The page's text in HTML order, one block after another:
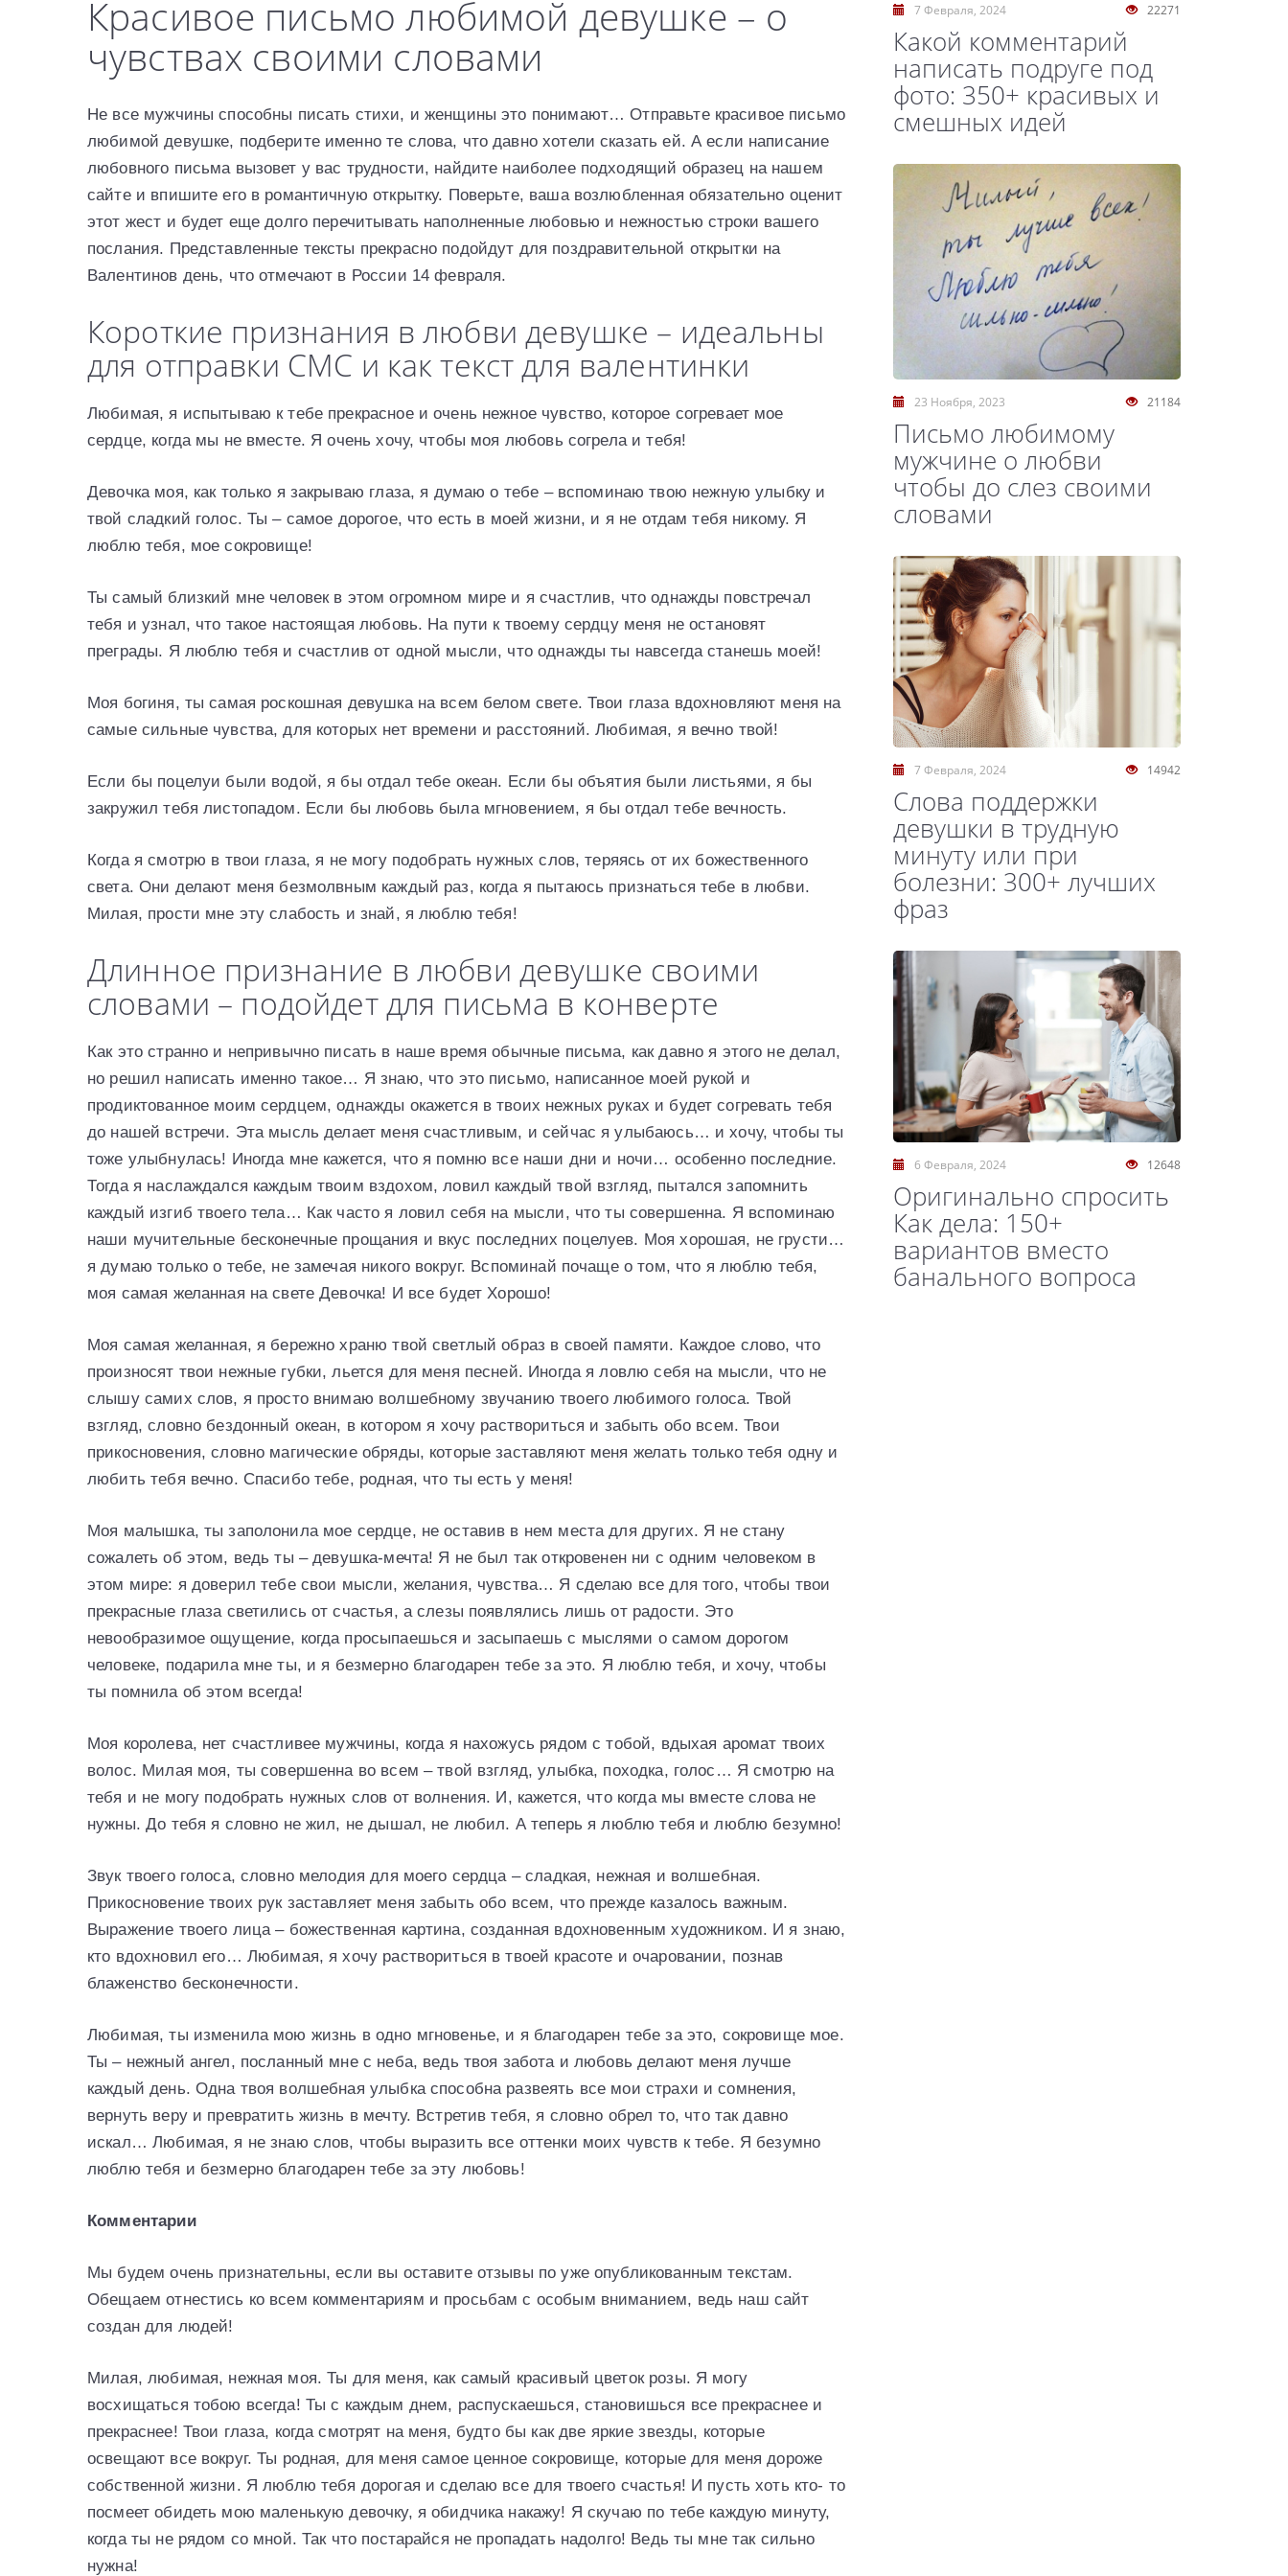
Красивое письмо любимой девушке – о
чувствах своими словами
Не все мужчины способны писать стихи, и женщины это понимают… Отправьте красивое письмо
любимой девушке, подберите именно те слова, что давно хотели сказать ей. А если написание
любовного письма вызовет у вас трудности, найдите наиболее подходящий образец на нашем
сайте и впишите его в романтичную открытку. Поверьте, ваша возлюбленная обязательно оценит
этот жест и будет еще долго перечитывать наполненные любовью и нежностью строки вашего
послания. Представленные тексты прекрасно подойдут для поздравительной открытки на
Валентинов день, что отмечают в России 14 февраля.
Короткие признания в любви девушке – идеальны
для отправки СМС и как текст для валентинки
Любимая, я испытываю к тебе прекрасное и очень нежное чувство, которое согревает мое
сердце, когда мы не вместе. Я очень хочу, чтобы моя любовь согрела и тебя!
Девочка моя, как только я закрываю глаза, я думаю о тебе – вспоминаю твою нежную улыбку и
твой сладкий голос. Ты – самое дорогое, что есть в моей жизни, и я не отдам тебя никому. Я
люблю тебя, мое сокровище!
Ты самый близкий мне человек в этом огромном мире и я счастлив, что однажды повстречал
тебя и узнал, что такое настоящая любовь. На пути к твоему сердцу меня не остановят
преграды. Я люблю тебя и счастлив от одной мысли, что однажды ты навсегда станешь моей!
Моя богиня, ты самая роскошная девушка на всем белом свете. Твои глаза вдохновляют меня на
самые сильные чувства, для которых нет времени и расстояний. Любимая, я вечно твой!
Если бы поцелуи были водой, я бы отдал тебе океан. Если бы объятия были листьями, я бы
закружил тебя листопадом. Если бы любовь была мгновением, я бы отдал тебе вечность.
Когда я смотрю в твои глаза, я не могу подобрать нужных слов, теряясь от их божественного
света. Они делают меня безмолвным каждый раз, когда я пытаюсь признаться тебе в любви.
Милая, прости мне эту слабость и знай, я люблю тебя!
Длинное признание в любви девушке своими
словами – подойдет для письма в конверте
Как это странно и непривычно писать в наше время обычные письма, как давно я этого не делал,
но решил написать именно такое… Я знаю, что это письмо, написанное моей рукой и
продиктованное моим сердцем, однажды окажется в твоих нежных руках и будет согревать тебя
до нашей встречи. Эта мысль делает меня счастливым, и сейчас я улыбаюсь… и хочу, чтобы ты
тоже улыбнулась! Иногда мне кажется, что я помню все наши дни и ночи… особенно последние.
Тогда я наслаждался каждым твоим вздохом, ловил каждый твой взгляд, пытался запомнить
каждый изгиб твоего тела… Как часто я ловил себя на мысли, что ты совершенна. Я вспоминаю
наши мучительные бесконечные прощания и вкус последних поцелуев. Моя хорошая, не грусти…
я думаю только о тебе, не замечая никого вокруг. Вспоминай почаще о том, что я люблю тебя,
моя самая желанная на свете Девочка! И все будет Хорошо!
Моя самая желанная, я бережно храню твой светлый образ в своей памяти. Каждое слово, что
произносят твои нежные губки, льется для меня песней. Иногда я ловлю себя на мысли, что не
слышу самих слов, я просто внимаю волшебному звучанию твоего любимого голоса. Твой
взгляд, словно бездонный океан, в котором я хочу раствориться и забыть обо всем. Твои
прикосновения, словно магические обряды, которые заставляют меня желать только тебя одну и
любить тебя вечно. Спасибо тебе, родная, что ты есть у меня!
Моя малышка, ты заполонила мое сердце, не оставив в нем места для других. Я не стану
сожалеть об этом, ведь ты – девушка-мечта! Я не был так откровенен ни с одним человеком в
этом мире: я доверил тебе свои мысли, желания, чувства… Я сделаю все для того, чтобы твои
прекрасные глаза светились от счастья, а слезы появлялись лишь от радости. Это
невообразимое ощущение, когда просыпаешься и засыпаешь с мыслями о самом дорогом
человеке, подарила мне ты, и я безмерно благодарен тебе за это. Я люблю тебя, и хочу, чтобы
ты помнила об этом всегда!
Моя королева, нет счастливее мужчины, когда я нахожусь рядом с тобой, вдыхая аромат твоих
волос. Милая моя, ты совершенна во всем – твой взгляд, улыбка, походка, голос… Я смотрю на
тебя и не могу подобрать нужных слов от волнения. И, кажется, что когда мы вместе слова не
нужны. До тебя я словно не жил, не дышал, не любил. А теперь я люблю тебя и люблю безумно!
Звук твоего голоса, словно мелодия для моего сердца – сладкая, нежная и волшебная.
Прикосновение твоих рук заставляет меня забыть обо всем, что прежде казалось важным.
Выражение твоего лица – божественная картина, созданная вдохновенным художником. И я знаю,
кто вдохновил его… Любимая, я хочу раствориться в твоей красоте и очаровании, познав
блаженство бесконечности.
Любимая, ты изменила мою жизнь в одно мгновенье, и я благодарен тебе за это, сокровище мое.
Ты – нежный ангел, посланный мне с неба, ведь твоя забота и любовь делают меня лучше
каждый день. Одна твоя волшебная улыбка способна развеять все мои страхи и сомнения,
вернуть веру и превратить жизнь в мечту. Встретив тебя, я словно обрел то, что так давно
искал… Любимая, я не знаю слов, чтобы выразить все оттенки моих чувств к тебе. Я безумно
люблю тебя и безмерно благодарен тебе за эту любовь!
Комментарии
Мы будем очень признательны, если вы оставите отзывы по уже опубликованным текстам.
Обещаем отнестись ко всем комментариям и просьбам с особым вниманием, ведь наш сайт
создан для людей!
Милая, любимая, нежная моя. Ты для меня, как самый красивый цветок розы. Я могу
восхищаться тобою всегда! Ты с каждым днем, распускаешься, становишься все прекраснее и
прекраснее! Твои глаза, когда смотрят на меня, будто бы как две яркие звезды, которые
освещают все вокруг. Ты родная, для меня самое ценное сокровище, которые для меня дороже
собственной жизни. Я люблю тебя дорогая и сделаю все для твоего счастья! И пусть хоть кто- то
посмеет обидеть мою маленькую девочку, я обидчика накажу! Я скучаю по тебе каждую минуту,
когда ты не рядом со мной. Так что постарайся не пропадать надолго! Ведь ты мне так сильно
нужна!
22271
7 Февраля, 2024
Какой комментарий
написать подруге под
фото: 350+ красивых и
смешных идей
21184
23 Ноября, 2023
Письмо любимому
мужчине о любви
чтобы до слез своими
словами
14942
7 Февраля, 2024
Слова поддержки
девушки в трудную
минуту или при
болезни: 300+ лучших
фраз
12648
6 Февраля, 2024
Оригинально спросить
Как дела: 150+
вариантов вместо
банального вопроса